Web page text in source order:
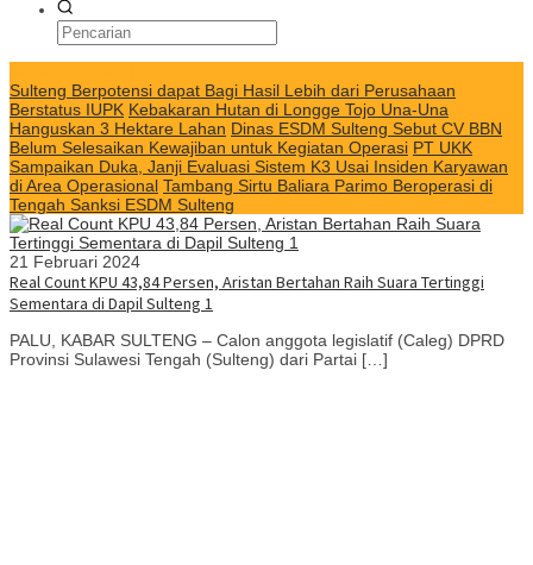
Sulteng Berpotensi dapat Bagi Hasil Lebih dari Perusahaan
Berstatus IUPK Kebakaran Hutan di Longge Tojo Una-Una
Hanguskan 3 Hektare Lahan Dinas ESDM Sulteng Sebut CV BBN
Belum Selesaikan Kewajiban untuk Kegiatan Operasi PT UKK
Sampaikan Duka, Janji Evaluasi Sistem K3 Usai Insiden Karyawan
di Area Operasional Tambang Sirtu Baliara Parimo Beroperasi di
Tengah Sanksi ESDM Sulteng
21 Februari 2024
Real Count KPU 43,84 Persen, Aristan Bertahan Raih Suara Tertinggi
Sementara di Dapil Sulteng 1
PALU, KABAR SULTENG – Calon anggota legislatif (Caleg) DPRD
Provinsi Sulawesi Tengah (Sulteng) dari Partai […]